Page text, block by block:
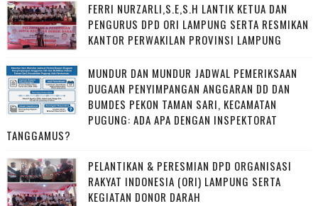
FERRI NURZARLI,S.E,S.H LANTIK KETUA DAN
PENGURUS DPD ORI LAMPUNG SERTA RESMIKAN
KANTOR PERWAKILAN PROVINSI LAMPUNG
MUNDUR DAN MUNDUR JADWAL PEMERIKSAAN
DUGAAN PENYIMPANGAN ANGGARAN DD DAN
BUMDES PEKON TAMAN SARI, KECAMATAN
PUGUNG: ADA APA DENGAN INSPEKTORAT
TANGGAMUS?
PELANTIKAN & PERESMIAN DPD ORGANISASI
RAKYAT INDONESIA (ORI) LAMPUNG SERTA
KEGIATAN DONOR DARAH